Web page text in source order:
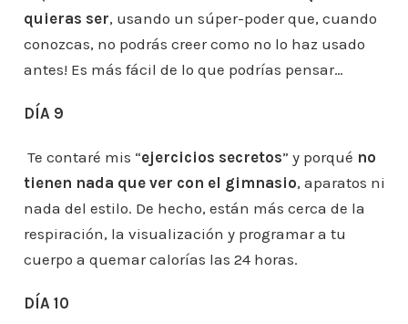
quieras ser, usando un súper-poder que, cuando
conozcas, no podrás creer como no lo haz usado
antes! Es más fácil de lo que podrías pensar…
DÍA 9
Te contaré mis “ejercicios secretos” y porqué no
tienen nada que ver con el gimnasio, aparatos ni
nada del estilo. De hecho, están más cerca de la
respiración, la visualización y programar a tu
cuerpo a quemar calorías las 24 horas.
DÍA 10